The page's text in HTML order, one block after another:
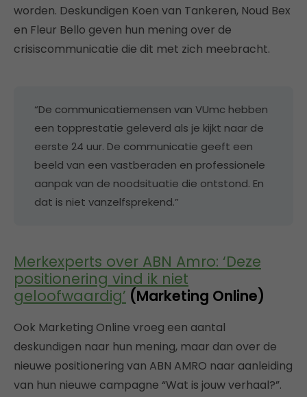
worden. Deskundigen Koen van Tankeren, Noud Bex
en Fleur Bello geven hun mening over de
crisiscommunicatie die dit met zich meebracht.
“De communicatiemensen van VUmc hebben
een topprestatie geleverd als je kijkt naar de
eerste 24 uur. De communicatie geeft een
beeld van een vastberaden en professionele
aanpak van de noodsituatie die ontstond. En
dat is niet vanzelfsprekend.”
Merkexperts over ABN Amro: ‘Deze
positionering vind ik niet
geloofwaardig’ (Marketing Online)
Ook Marketing Online vroeg een aantal
deskundigen naar hun mening, maar dan over de
nieuwe positionering van ABN AMRO naar aanleiding
van hun nieuwe campagne “Wat is jouw verhaal?”.